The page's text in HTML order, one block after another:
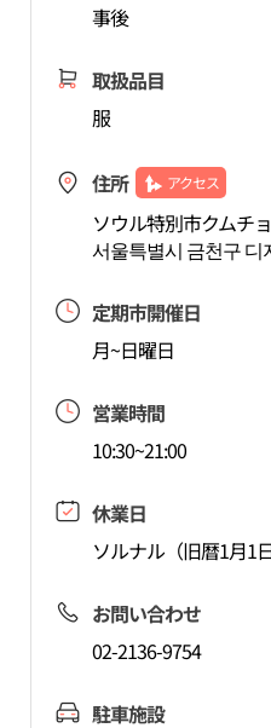
事後
取扱品目
服
住所 アクセス
ソウル特別市クムチ
서울특별시 금천구 디
定期市開催日
月~日曜日
営業時間
10:30~21:00
休業日
ソルナル（旧暦1月1
お問い合わせ
02-2136-9754
駐車施設